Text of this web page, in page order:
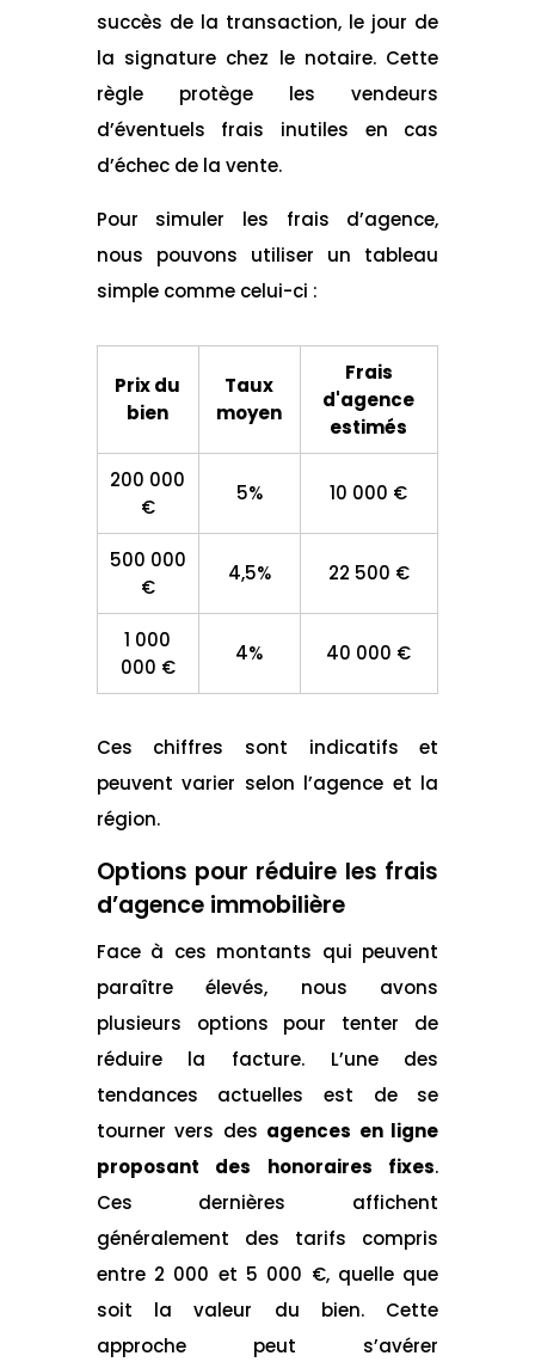
succès de la transaction, le jour de
la signature chez le notaire. Cette
règle protège les vendeurs
d’éventuels frais inutiles en cas
d’échec de la vente.
Pour simuler les frais d’agence,
nous pouvons utiliser un tableau
simple comme celui-ci :
Prix du
bien
Taux
moyen
Frais
d'agence
estimés
200 000
€
5% 10 000 €
500 000
€
4,5% 22 500 €
1 000
000 €
4% 40 000 €
Ces chiffres sont indicatifs et
peuvent varier selon l’agence et la
région.
Options pour réduire les frais
d’agence immobilière
Face à ces montants qui peuvent
paraître élevés, nous avons
plusieurs options pour tenter de
réduire la facture. L’une des
tendances actuelles est de se
tourner vers des agences en ligne
proposant des honoraires fixes.
Ces dernières affichent
généralement des tarifs compris
entre 2 000 et 5 000 €, quelle que
soit la valeur du bien. Cette
approche peut s’avérer